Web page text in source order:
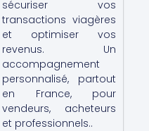
sécuriser vos
transactions viagères
et optimiser vos
revenus. Un
accompagnement
personnalisé, partout
en France, pour
vendeurs, acheteurs
et professionnels..